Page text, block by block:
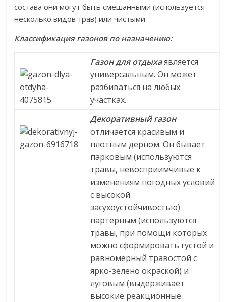
состава они могут быть смешанными (используется
несколько видов трав) или чистыми.
Классификация газонов по назначению:
Газон для отдыхаявляется
универсальным. Он может
разбиваться на любых
участках.
Декоративный газон
отличается красивым и
плотным дерном. Он бывает
парковым (используются
травы, невосприимчивые к
изменениям погодных условий
с высокой
засухоустойчивостью)
партерным (используются
травы, при помощи которых
можно сформировать густой и
равномерный травостой с
ярко-зелено окраской) и
луговым (выдерживает
высокие реакционные